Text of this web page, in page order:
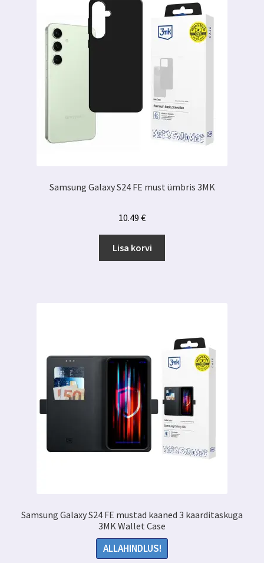
Samsung Galaxy S24 FE must ümbris 3MK
10.49 €
Lisa korvi
Samsung Galaxy S24 FE mustad kaaned 3 kaarditaskuga
3MK Wallet Case
ALLAHINDLUS!